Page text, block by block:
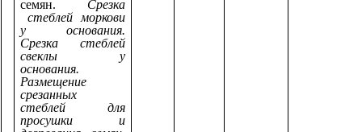
семян. Срезка
стеблей моркови
у основания.
Срезка стеблей
свеклы у
основания.
Размещение
срезанных
стеблей для
просушки и